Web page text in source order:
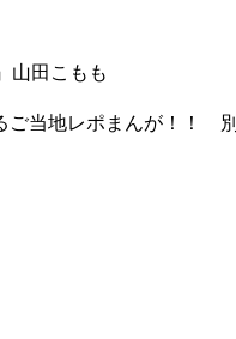
山田こもも
当地レポまんが！！